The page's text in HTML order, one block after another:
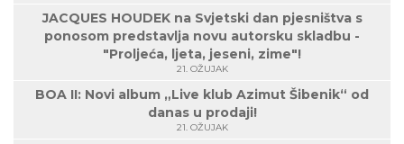
JACQUES HOUDEK na Svjetski dan pjesništva s
ponosom predstavlja novu autorsku skladbu -
"Proljeća, ljeta, jeseni, zime"!
21. OŽUJAK
BOA II: Novi album „Live klub Azimut Šibenik“ od
danas u prodaji!
21. OŽUJAK